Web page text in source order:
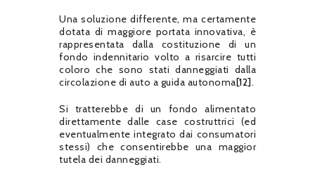
Una soluzione differente, ma certamente
dotata di maggiore portata innovativa, è
rappresentata dalla costituzione di un
fondo indennitario volto a risarcire tutti
coloro che sono stati danneggiati dalla
circolazione di auto a guida autonoma[12].
Si tratterebbe di un fondo alimentato
direttamente dalle case costruttrici (ed
eventualmente integrato dai consumatori
stessi) che consentirebbe una maggior
tutela dei danneggiati.